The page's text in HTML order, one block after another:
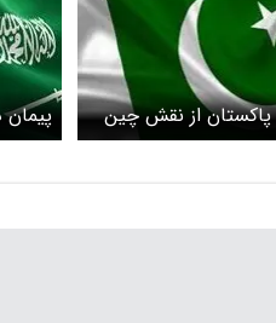
از نقش چین
میان ایران و